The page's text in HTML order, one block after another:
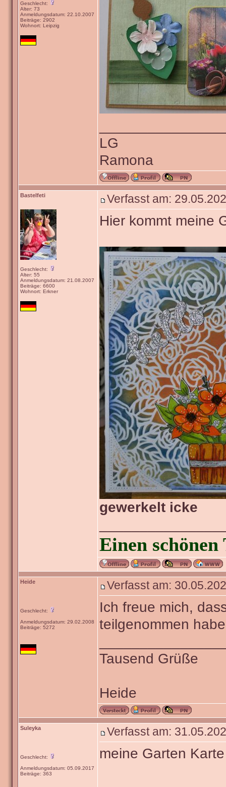
Geschlecht:
Alter: 73
Anmeldungsdatum: 22.10.2007
Beiträge: 2902
Wohnort: Leipzig
LG
Ramona
Bastelfeti
Geschlecht:
Alter: 55
Anmeldungsdatum: 21.08.2007
Beiträge: 6600
Wohnort: Erkner
Verfasst am:
Hier kommt meine
gewerkelt icke
Einen
Heide
Geschlecht:
Anmeldungsdatum: 29.02.2008
Beiträge: 5272
Verfasst am:
Ich freue mich,
teilgenommen
Tausend Grüße
Heide
Suleyka
Geschlecht:
Anmeldungsdatum: 05.09.2017
Beiträge: 363
Verfasst am:
meine Garten Karte